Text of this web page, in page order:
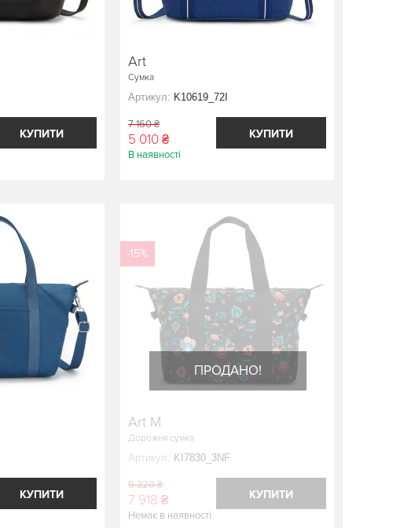
КУПИТИ
Art
Сумка
Артикул: K10619_72I
7 160 ₴
5 010 ₴
В наявності
КУПИТИ
КУПИТИ
ПРОДАНО!
-15%
Art M
Дорожня сумка
Артикул: KI7830_3NF
9 320 ₴
7 918 ₴
Немає в наявності
КУПИТИ